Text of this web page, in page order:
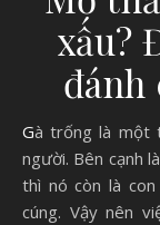
xấu?
đánh
Gà trống là một trong những con vật quen thuộc với mỗi
người. Bên cạnh
thì nó còn là
cúng. Vậy nên